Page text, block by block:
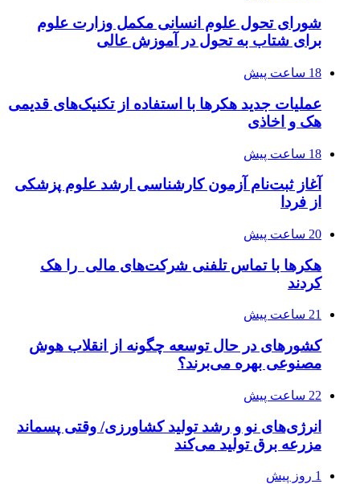
شورای تحول علوم انسانی مکمل وزارت علوم
برای شتاب به تحول در آموزش عالی
18 ساعت پیش
عملیات جدید هکرها با استفاده از تکنیک‌های قدیمی
هک و اخاذی
18 ساعت پیش
آغاز ثبت‌نام‌ آزمون کارشناسی ارشد علوم پزشکی
از فردا
20 ساعت پیش
هکرها با تماس تلفنی شرکت‌های مالی را هک
کردند
21 ساعت پیش
کشورهای در حال توسعه چگونه از انقلاب هوش
مصنوعی بهره می‌برند؟
22 ساعت پیش
انرژی‌های نو و رشد تولید کشاورزی/ وقتی پسماند
مزرعه‌ برق تولید می‌کند
1 روز پیش